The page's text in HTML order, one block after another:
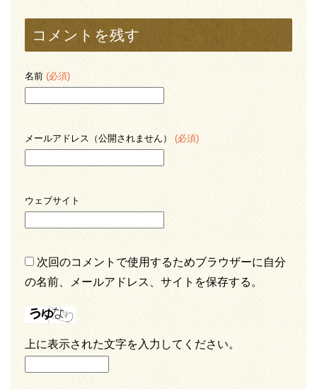
コメントを残す
名前 (必須)
メールアドレス（公開されません） (必須)
ウェブサイト
次回のコメントで使用するためブラウザーに自分
の名前、メールアドレス、サイトを保存する。
上に表示された文字を入力してください。